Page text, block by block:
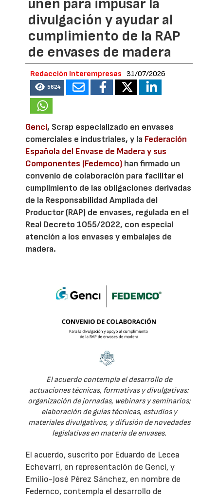
unen para impusar la
divulgación y ayudar al
cumplimiento de la RAP
de envases de madera
Redacción Interempresas 31/07/2026
5624
Genci, Scrap especializado en envases
comerciales e industriales, y la Federación
Española del Envase de Madera y sus
Componentes (Fedemco) han firmado un
convenio de colaboración para facilitar el
cumplimiento de las obligaciones derivadas
de la Responsabilidad Ampliada del
Productor (RAP) de envases, regulada en el
Real Decreto 1055/2022, con especial
atención a los envases y embalajes de
madera.
El acuerdo contempla el desarrollo de
actuaciones técnicas, formativas y divulgativas:
organización de jornadas, webinars y seminarios;
elaboración de guías técnicas, estudios y
materiales divulgativos, y difusión de novedades
legislativas en materia de envases.
El acuerdo, suscrito por Eduardo de Lecea
Echevarri, en representación de Genci, y
Emilio-José Pérez Sánchez, en nombre de
Fedemco, contempla el desarrollo de